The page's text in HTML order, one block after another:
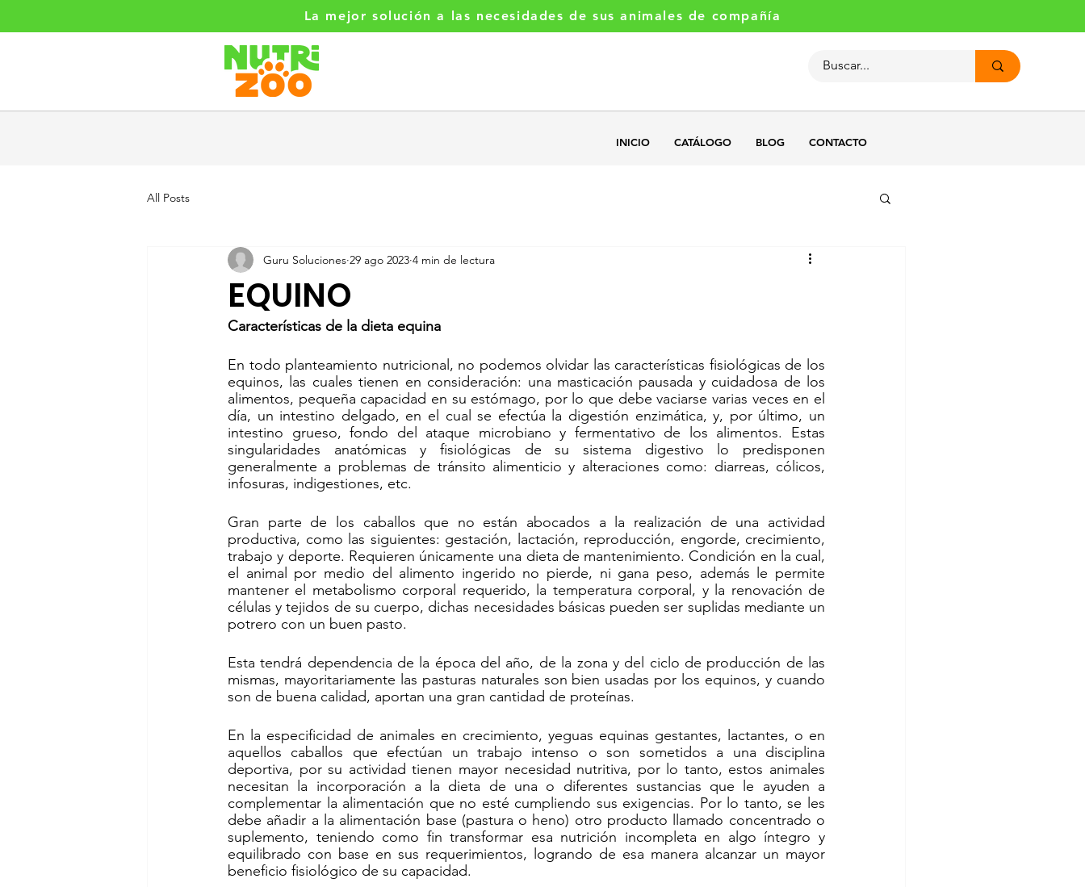
La mejor solución a las necesidades de sus animales de compañía
INICIO CATÁLOGO BLOG CONTACTO
All Posts
EQUINO
Guru Soluciones 29 ago 2023 4 min de lectura
Características de la dieta equina
En todo planteamiento nutricional, no podemos olvidar las características fisiológicas de los
equinos, las cuales tienen en consideración: una masticación pausada y cuidadosa de los
alimentos, pequeña capacidad en su estómago, por lo que debe vaciarse varias veces en el
día, un intestino delgado, en el cual se efectúa la digestión enzimática, y, por último, un
intestino grueso, fondo del ataque microbiano y fermentativo de los alimentos. Estas
singularidades anatómicas y fisiológicas de su sistema digestivo lo predisponen
generalmente a problemas de tránsito alimenticio y alteraciones como: diarreas, cólicos,
infosuras, indigestiones, etc.
Gran parte de los caballos que no están abocados a la realización de una actividad
productiva, como las siguientes: gestación, lactación, reproducción, engorde, crecimiento,
trabajo y deporte. Requieren únicamente una dieta de mantenimiento. Condición en la cual,
el animal por medio del alimento ingerido no pierde, ni gana peso, además le permite
mantener el metabolismo corporal requerido, la temperatura corporal, y la renovación de
células y tejidos de su cuerpo, dichas necesidades básicas pueden ser suplidas mediante un
potrero con un buen pasto.
Esta tendrá dependencia de la época del año, de la zona y del ciclo de producción de las
mismas, mayoritariamente las pasturas naturales son bien usadas por los equinos, y cuando
son de buena calidad, aportan una gran cantidad de proteínas.
En la especificidad de animales en crecimiento, yeguas equinas gestantes, lactantes, o en
aquellos caballos que efectúan un trabajo intenso o son sometidos a una disciplina
deportiva, por su actividad tienen mayor necesidad nutritiva, por lo tanto, estos animales
necesitan la incorporación a la dieta de una o diferentes sustancias que le ayuden a
complementar la alimentación que no esté cumpliendo sus exigencias. Por lo tanto, se les
debe añadir a la alimentación base (pastura o heno) otro producto llamado concentrado o
suplemento, teniendo como fin transformar esa nutrición incompleta en algo íntegro y
equilibrado con base en sus requerimientos, logrando de esa manera alcanzar un mayor
beneficio fisiológico de su capacidad.